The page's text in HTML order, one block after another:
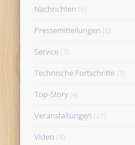
Nachrichten (6)
Pressemitteilungen (6)
Service (7)
Technische Fortschritte (1)
Top-Story (4)
Veranstaltungen (21)
Video (4)